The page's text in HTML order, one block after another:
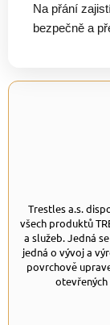
Na přání
bezpečně a
Trestles a.s.
všech produktů
a služeb. Jedná
jedná o vývoj a
povrchově